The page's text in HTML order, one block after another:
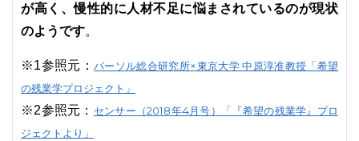
が高く、慢性的に人材不足に悩まされているのが現状
のようです。
※1参照元：パーソル総合研究所×東京大学 中原淳准教授「希望
の残業学プロジェクト」
※2参照元： センサー（2018年4月号）「『希望の残業学』プロ
ジェクトより」